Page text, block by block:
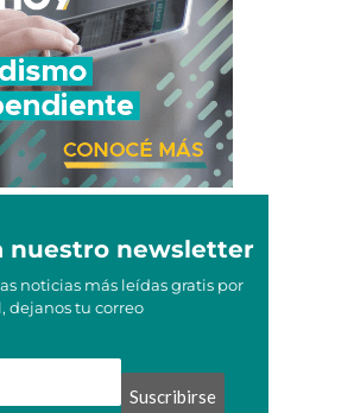
nuestro newsletter
noticias más leídas gratis por
dejanos tu correo
Suscribirse